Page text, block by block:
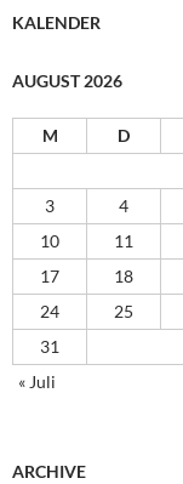
KALENDER
AUGUST 2026
M D
3
4
10
11
17
18
24
25
31
« Juli
ARCHIVE